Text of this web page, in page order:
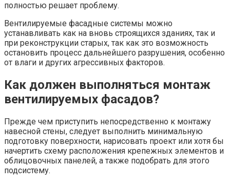
полностью решает проблему.
Вентилируемые фасадные системы можно
устанавливать как на вновь строящихся зданиях, так и
при реконструкции старых, так как это возможность
остановить процесс дальнейшего разрушения, особенно
от влаги и других агрессивных факторов.
Как должен выполняться монтаж
вентилируемых фасадов?
Прежде чем приступить непосредственно к монтажу
навесной стены, следует выполнить минимальную
подготовку поверхности, нарисовать проект или хотя бы
начертить схему расположения крепежных элементов и
облицовочных панелей, а также подобрать для этого
подсистему.